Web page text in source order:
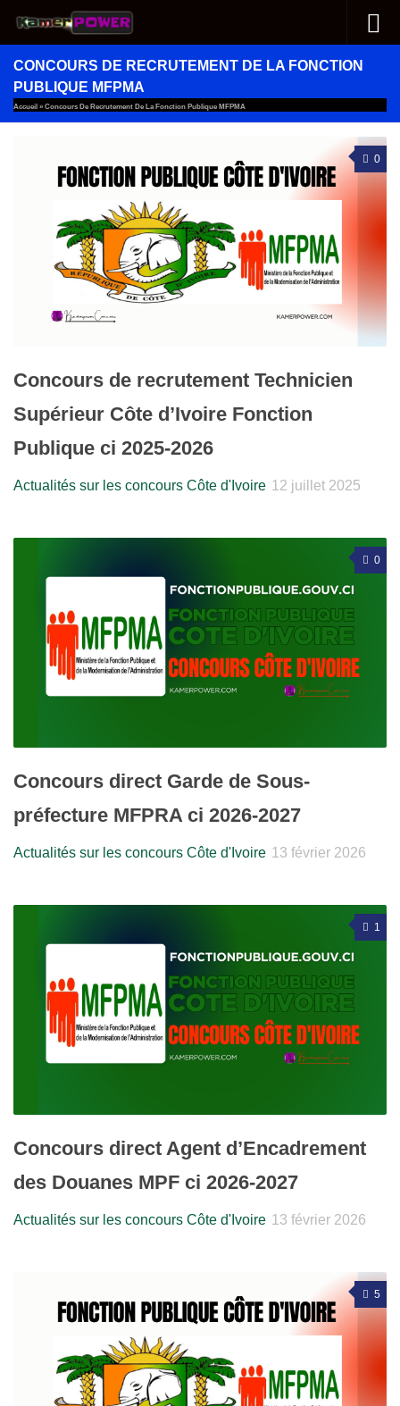
Au dessous du contenu
CONCOURS DE RECRUTEMENT DE LA FONCTION
PUBLIQUE MFPMA
Accueil » Concours De Recrutement De La Fonction Publique MFPMA
0
Concours de recrutement Technicien
Supérieur Côte d’Ivoire Fonction
Publique ci 2025-2026
Actualités sur les concours Côte d'Ivoire 12 juillet 2025
0
Concours direct Garde de Sous-
préfecture MFPRA ci 2026-2027
Actualités sur les concours Côte d'Ivoire 13 février 2026
1
Concours direct Agent d’Encadrement
des Douanes MPF ci 2026-2027
Actualités sur les concours Côte d'Ivoire 13 février 2026
5